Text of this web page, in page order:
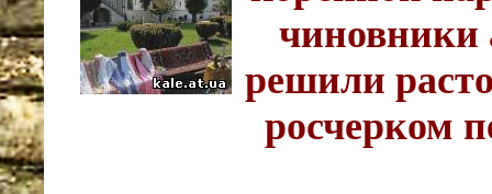
чиновники
решили
росчерком